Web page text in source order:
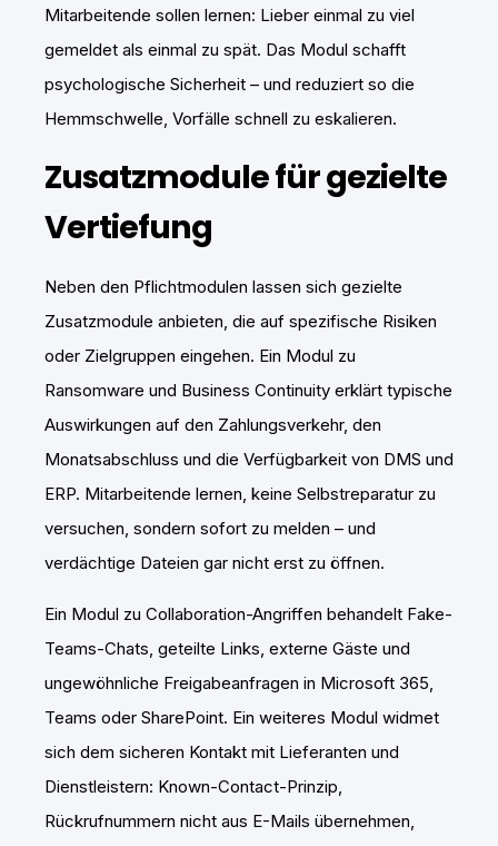
Mitarbeitende sollen lernen: Lieber einmal zu viel
gemeldet als einmal zu spät. Das Modul schafft
psychologische Sicherheit – und reduziert so die
Hemmschwelle, Vorfälle schnell zu eskalieren.
Zusatzmodule für gezielte
Vertiefung
Neben den Pflichtmodulen lassen sich gezielte
Zusatzmodule anbieten, die auf spezifische Risiken
oder Zielgruppen eingehen. Ein Modul zu
Ransomware und Business Continuity erklärt typische
Auswirkungen auf den Zahlungsverkehr, den
Monatsabschluss und die Verfügbarkeit von DMS und
ERP. Mitarbeitende lernen, keine Selbstreparatur zu
versuchen, sondern sofort zu melden – und
verdächtige Dateien gar nicht erst zu öffnen.
Ein Modul zu Collaboration-Angriffen behandelt Fake-
Teams-Chats, geteilte Links, externe Gäste und
ungewöhnliche Freigabeanfragen in Microsoft 365,
Teams oder SharePoint. Ein weiteres Modul widmet
sich dem sicheren Kontakt mit Lieferanten und
Dienstleistern: Known-Contact-Prinzip,
Rückrufnummern nicht aus E-Mails übernehmen,